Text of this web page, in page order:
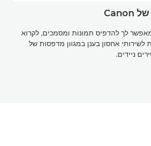
לך להדפיס תמונות ומסמכים, לקרוא
לשירותי אחסון בענן במגוון מדפסות של